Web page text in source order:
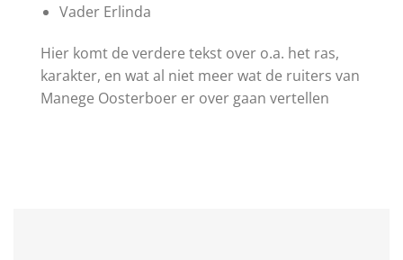
Vader Erlinda
Hier komt de verdere tekst over o.a. het ras,
karakter, en wat al niet meer wat de ruiters van
Manege Oosterboer er over gaan vertellen